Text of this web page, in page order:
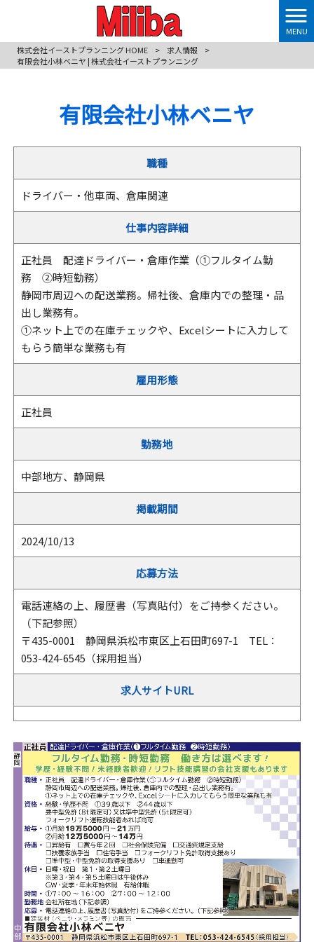
MENU
株式会社イーストプランニング HOME
> 求人情報
>
有限会社小林ベニヤ | 株式会社イーストプランニング
有限会社小林ベニヤ
職種
ドライバー・他車両、倉庫関連
仕事内容詳細
正社員 配達ドライバー・倉庫作業（①フルタイム勤
務 ②時短勤務）
静岡市周辺への配送業務。帰社後、倉庫内での整理・品
出し業務有。
①ネット上での在庫チェックや、Excelシートに入力して
もらう簡単な業務も有
雇用形態
正社員
勤務地
中部地方、静岡県
掲載期間
2024/10/13
応募方法
電話連絡の上、履歴書（写真貼付）をご持参ください。
（下記参照）
〒435-0001 静岡県浜松市東区上石田町697-1 TEL：
053-424-6545（採用担当）
求人サイトURL